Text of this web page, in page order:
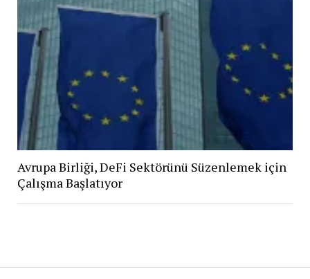
Avrupa Birliği, DeFi Sektörünü Süzenlemek için
Çalışma Başlatıyor